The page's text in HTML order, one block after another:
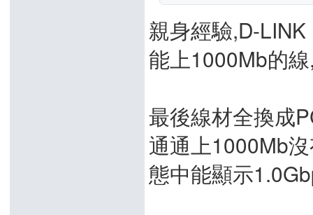
親身經驗,D-
能上1000Mb的
最後線材全換成
通通上1000Mb
態中能顯示